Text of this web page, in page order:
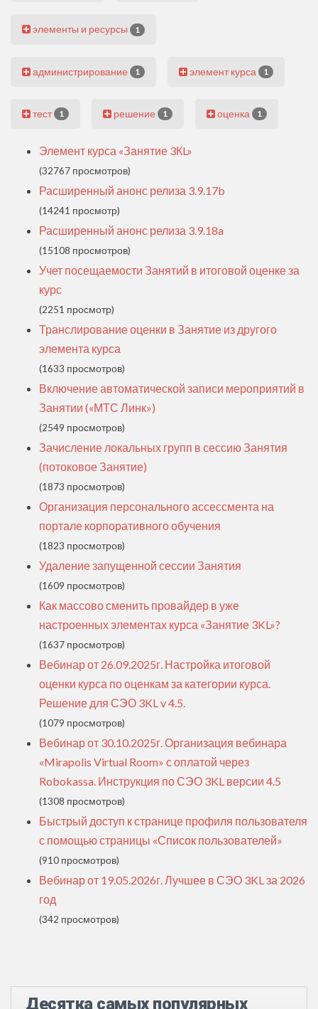
элементы и ресурсы 1
администрирование 1 элемент курса 1
тест 1 решение 1 оценка 1
Элемент курса «Занятие 3КL»
(32767 просмотров)
Расширенный анонс релиза 3.9.17b
(14241 просмотр)
Расширенный анонс релиза 3.9.18a
(15108 просмотров)
Учет посещаемости Занятий в итоговой оценке за
курс
(2251 просмотр)
Транслирование оценки в Занятие из другого
элемента курса
(1633 просмотров)
Включение автоматической записи мероприятий в
Занятии («МТС Линк»)
(2549 просмотров)
Зачисление локальных групп в сессию Занятия
(потоковое Занятие)
(1873 просмотров)
Организация персонального ассессмента на
портале корпоративного обучения
(1823 просмотров)
Удаление запущенной сессии Занятия
(1609 просмотров)
Как массово сменить провайдер в уже
настроенных элементах курса «‎Занятие 3KL»?
(1637 просмотров)
Вебинар от 26.09.2025г. Настройка итоговой
оценки курса по оценкам за категории курса.
Решение для СЭО 3KL v 4.5.
(1079 просмотров)
Вебинар от 30.10.2025г. Организация вебинара
«Mirapolis Virtual Room» с оплатой через
Robokassa. Инструкция по СЭО 3KL версии 4.5
(1308 просмотров)
Быстрый доступ к странице профиля пользователя
с помощью страницы «Список пользователей»
(910 просмотров)
Вебинар от 19.05.2026г. Лучшее в СЭО 3KL за 2026
год
(342 просмотров)
Десятка самых популярных